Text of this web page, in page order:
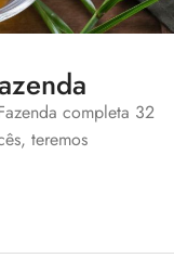
completa 32
teremos